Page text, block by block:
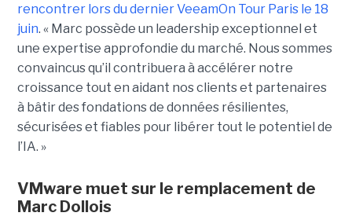
rencontrer lors du dernier VeeamOn Tour Paris le 18
juin. « Marc possède un leadership exceptionnel et
une expertise approfondie du marché. Nous sommes
convaincus qu’il contribuera à accélérer notre
croissance tout en aidant nos clients et partenaires
à bâtir des fondations de données résilientes,
sécurisées et fiables pour libérer tout le potentiel de
l’IA. »
VMware muet sur le remplacement de
Marc Dollois